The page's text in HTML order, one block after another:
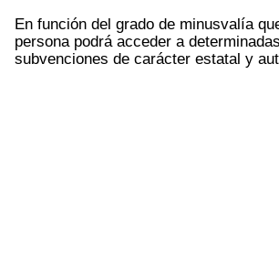
En función del grado de minusvalía
persona podrá acceder a
subvenciones de carácter estatal y